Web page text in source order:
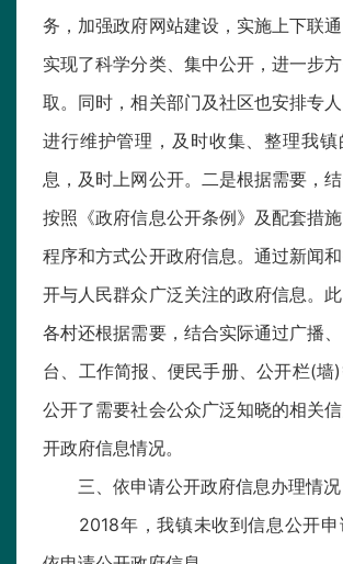
务，加强政府网站建设，实施上下联通
实现了科学分类、集中公开，进一步
取。同时，相关部门及社区也安排专
进行维护管理，及时收集、整理我
息，及时上网公开。二是根据需要，
按照《政府信息公开条例》及配套措施
程序和方式公开政府信息。通过新闻
开与人民群众广泛关注的政府信息。此
各村还根据需要，结合实际通过广播
台、工作简报、便民手册、公开栏(墙
公开了需要社会公众广泛知晓的相关
开政府信息情况。
三、依申请公开政府信息办理情况
2018年，我镇未收到信息公开申